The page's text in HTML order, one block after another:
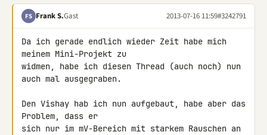
FS Frank S.Gast 2013-07-16 11:59#3242791
Da ich gerade endlich wieder Zeit habe mich
meinem Mini-Projekt zu
widmen, habe ich diesen Thread (auch noch) nun
auch mal ausgegraben.
Den Vishay hab ich nun aufgebaut, habe aber das
Problem, dass er
sich nur im mV-Bereich mit starkem Rauschen an